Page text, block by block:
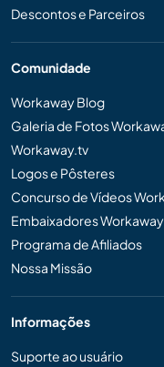
Descontos e Parceiros
Comunidade
Workaway Blog
Galeria de Fotos
Workaway.tv
Logos e Pôsteres
Concurso de Vídeos
Embaixadores Workaway
Programa de Afiliados
Nossa Missão
Informações
Suporte ao usuário